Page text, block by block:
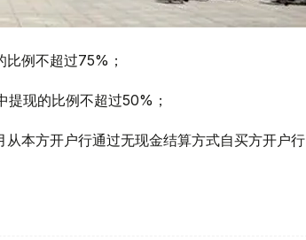
例不超过75%；
现的比例不超过50%；
本方开户行通过无现金结算方式自买方开户行